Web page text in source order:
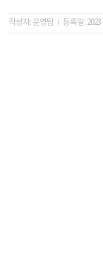
작성자: 운영팀 등록일: 2023